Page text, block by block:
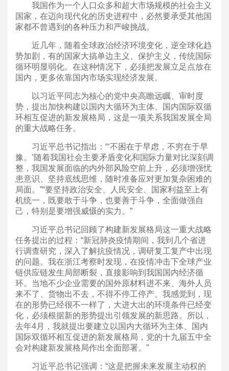
我国作为一个人口众多和超大市场规模的社会主义
国家，在迈向现代化的历史进程中，必然要承受其他国
家都不曾遇到的各种压力和严峻挑战。
近几年，随着全球政治经济环境变化，逆全球化趋
势加剧，有的国家大搞单边主义、保护主义，传统国际
循环明显弱化。在这种情况下，必须把发展立足点放在
国内，更多依靠国内市场实现经济发展。
以习近平同志为核心的党中央高瞻远瞩、审时度
势，提出加快构建以国内大循环为主体、国内国际双循
环相互促进的新发展格局，这是一项关系我国发展全局
的重大战略任务。
习近平总书记指出：“‘不困在于早虑，不穷在于早
豫。’随着我国社会主要矛盾变化和国际力量对比深刻调
整，我国发展面临的内外部风险空前上升，必须增强忧
患意识、坚持底线思维，随时准备应对更加复杂困难的
局面。”“要坚持政治安全、人民安全、国家利益至上有
机统一，既要敢于斗争，也要善于斗争，全面做强自
己，特别是要增强威慑的实力。”
习近平总书记回顾了构建新发展格局这一重大战略
任务提出的过程：“新冠肺炎疫情期间，我到几个省进
行调查研究，深入了解抗疫情况，调研复工复产中出现
的问题。我在浙江考察时发现，在疫情冲击下全球产业
链供应链发生局部断裂，直接影响到我国国内经济循
环。当地不少企业需要的国外原材料进不来、海外人员
来不了、货物出不去，不得不停工停产。我感觉到，现
在的形势已经很不一样了，大进大出的环境条件已经变
化，必须根据新的形势提出引领发展的新思路。所以，
去年4月，我就提出要建立以国内大循环为主体、国内
国际双循环相互促进的新发展格局，党的十九届五中全
会对构建新发展格局作出全面部署。”
习近平总书记强调：“这是把握未来发展主动权的